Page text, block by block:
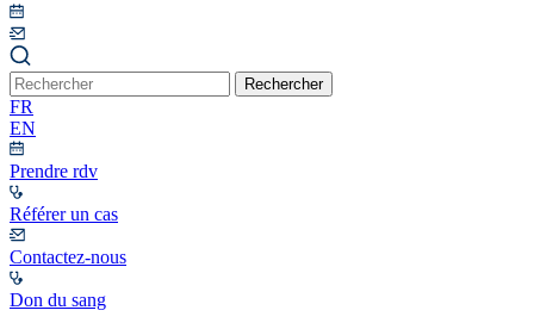
Rechercher
FR
EN
Prendre rdv
Référer un cas
Contactez-nous
Don du sang